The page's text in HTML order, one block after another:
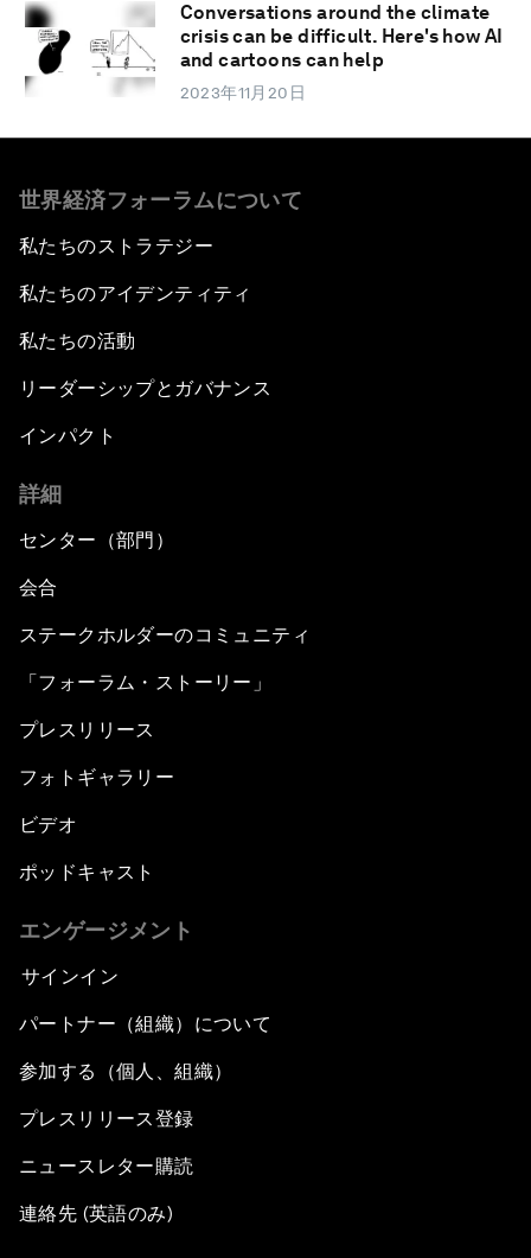
Conversations around the climate
crisis can be difficult. Here's how AI
and cartoons can help
2023年11月20日
世界経済フォーラムについて
私たちのストラテジー
私たちのアイデンティティ
私たちの活動
リーダーシップとガバナンス
インパクト
詳細
センター（部門）
会合
ステークホルダーのコミュニティ
「フォーラム・ストーリー」
プレスリリース
フォトギャラリー
ビデオ
ポッドキャスト
エンゲージメント
サインイン
パートナー（組織）について
参加する（個人、組織）
プレスリリース登録
ニュースレター購読
連絡先 (英語のみ)